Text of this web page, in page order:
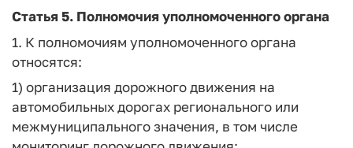
Статья 5. Полномочия уполномоченного органа
1. К полномочиям уполномоченного органа
относятся:
1) организация дорожного движения на
автомобильных дорогах регионального или
межмуниципального значения, в том числе